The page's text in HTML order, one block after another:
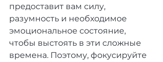
предоставит вам силу,
разумность и необходимое
эмоциональное состояние,
чтобы выстоять в эти сложные
времена. Поэтому, фокусируйте